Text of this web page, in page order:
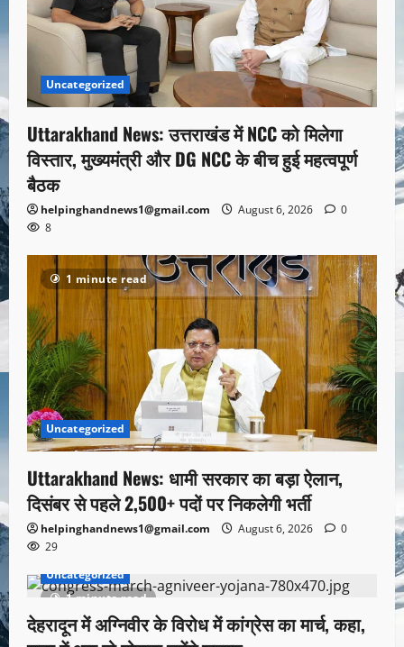
Uncategorized
Uttarakhand News: उत्तराखंड में NCC को मिलेगा
विस्तार, मुख्यमंत्री और DG NCC के बीच हुई महत्वपूर्ण
बैठक
helpinghandnews1@gmail.com August 6, 2026
0
8
1 minute read
Uncategorized
Uttarakhand News: धामी सरकार का बड़ा ऐलान,
दिसंबर से पहले 2,500+ पदों पर निकलेगी भर्ती
helpinghandnews1@gmail.com August 6, 2026
0
29
1 minute read
Uncategorized
देहरादून में अग्निवीर के विरोध में कांग्रेस का मार्च, कहा,